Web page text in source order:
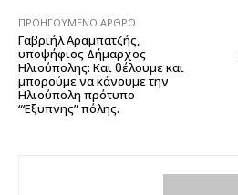
ΠΡΟΗΓΟΎΜΕΝΟ ΆΡΘΡΟ
Γαβριήλ Αραμπατζής,
υποψήφιος Δήμαρχος
Ηλιούπολης: Και θέλουμε και
μπορούμε να κάνουμε την
Ηλιούπολη πρότυπο
“‘Εξυπνης” πόλης.